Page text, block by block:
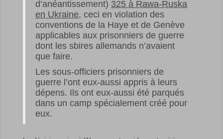
d’anéantissement) 325 à Rawa-Ruska
en Ukraine, ceci en violation des
conventions de la Haye et de Genève
applicables aux prisonniers de guerre
dont les sbires allemands n’avaient
que faire.
Les sous-officiers prisonniers de
guerre l’ont eux-aussi appris à leurs
dépens. Ils ont eux-aussi été parqués
dans un camp spécialement créé pour
eux.